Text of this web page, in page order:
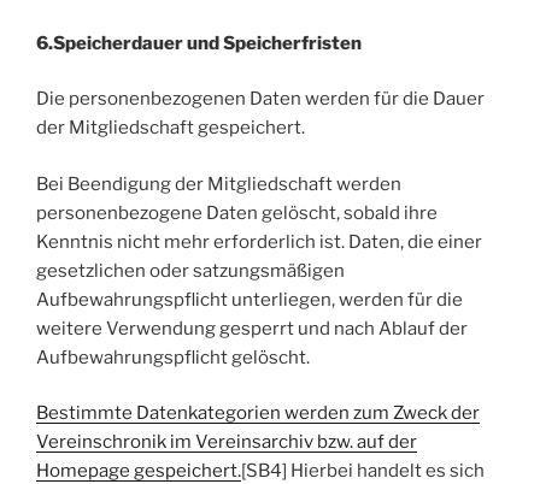
6.Speicherdauer und Speicherfristen
Die personenbezogenen Daten werden für die Dauer
der Mitgliedschaft gespeichert.
Bei Beendigung der Mitgliedschaft werden
personenbezogene Daten gelöscht, sobald ihre
Kenntnis nicht mehr erforderlich ist. Daten, die einer
gesetzlichen oder satzungsmäßigen
Aufbewahrungspflicht unterliegen, werden für die
weitere Verwendung gesperrt und nach Ablauf der
Aufbewahrungspflicht gelöscht.
Bestimmte Datenkategorien werden zum Zweck der
Vereinschronik im Vereinsarchiv bzw. auf der
Homepage gespeichert.[SB4] Hierbei handelt es sich